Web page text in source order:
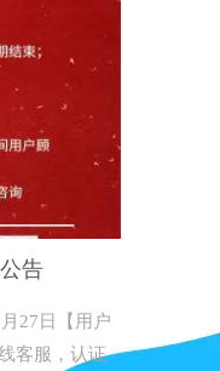
告
27日【用户
客服，认证